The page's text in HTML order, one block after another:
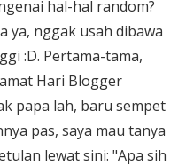
hal-hal random?
ya, nggak usah dibawa
:D. Pertama-tama,
Hari Blogger
papa lah, baru sempet
pas, saya mau tanya
lewat sini: "Apa sih